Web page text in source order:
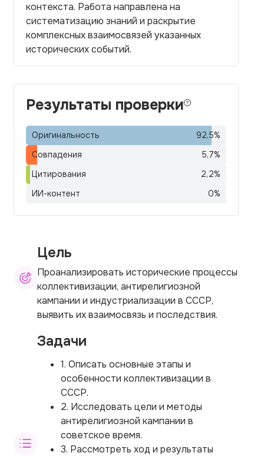
контекста. Работа направлена на
систематизацию знаний и раскрытие
комплексных взаимосвязей указанных
исторических событий.
Результаты проверки
Оригинальность 92,5%
Совпадения
5,7%
Цитирования
2,2%
ИИ-контент
0%
Цель
Проанализировать исторические процессы
коллективизации, антирелигиозной
кампании и индустриализации в СССР,
выявить их взаимосвязь и последствия.
Задачи
1. Описать основные этапы и
особенности коллективизации в
СССР.
2. Исследовать цели и методы
антирелигиозной кампании в
советское время.
3. Рассмотреть ход и результаты